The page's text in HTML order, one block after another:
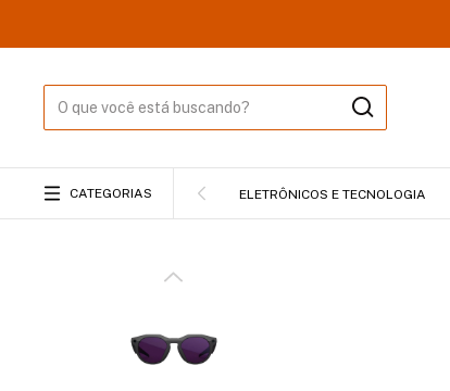
CATEGORIAS ELETRÔNICOS E TECNOLOGIA